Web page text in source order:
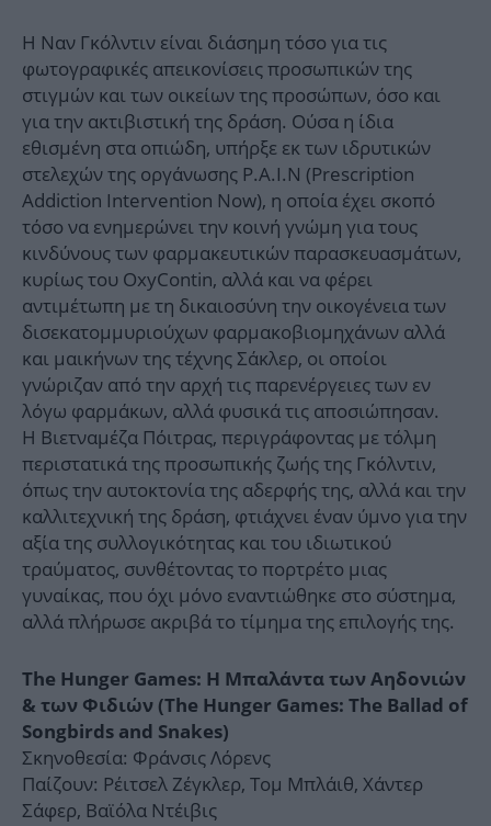
Η Ναν Γκόλντιν είναι διάσημη τόσο για τις
φωτογραφικές απεικονίσεις προσωπικών της
στιγμών και των οικείων της προσώπων, όσο και
για την ακτιβιστική της δράση. Ούσα η ίδια
εθισμένη στα οπιώδη, υπήρξε εκ των ιδρυτικών
στελεχών της οργάνωσης P.A.I.N (Prescription
Addiction Intervention Now), η οποία έχει σκοπό
τόσο να ενημερώνει την κοινή γνώμη για τους
κινδύνους των φαρμακευτικών παρασκευασμάτων,
κυρίως του OxyContin, αλλά και να φέρει
αντιμέτωπη με τη δικαιοσύνη την οικογένεια των
δισεκατομμυριούχων φαρμακοβιομηχάνων αλλά
και μαικήνων της τέχνης Σάκλερ, οι οποίοι
γνώριζαν από την αρχή τις παρενέργειες των εν
λόγω φαρμάκων, αλλά φυσικά τις αποσιώπησαν.
Η Βιετναμέζα Πόιτρας, περιγράφοντας με τόλμη
περιστατικά της προσωπικής ζωής της Γκόλντιν,
όπως την αυτοκτονία της αδερφής της, αλλά και την
καλλιτεχνική της δράση, φτιάχνει έναν ύμνο για την
αξία της συλλογικότητας και του ιδιωτικού
τραύματος, συνθέτοντας το πορτρέτο μιας
γυναίκας, που όχι μόνο εναντιώθηκε στο σύστημα,
αλλά πλήρωσε ακριβά το τίμημα της επιλογής της.
The Hunger Games: Η Μπαλάντα των Αηδονιών
& των Φιδιών (The Hunger Games: The Ballad of
Songbirds and Snakes)
Σκηνοθεσία: Φράνσις Λόρενς
Παίζουν: Ρέιτσελ Ζέγκλερ, Τομ Μπλάιθ, Χάντερ
Σάφερ, Βαϊόλα Ντέιβις